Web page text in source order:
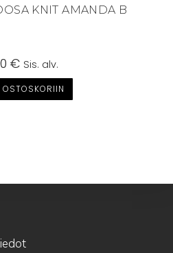
KNIT AMANDA B
€ Sis. alv.
OSTOSKORIIN